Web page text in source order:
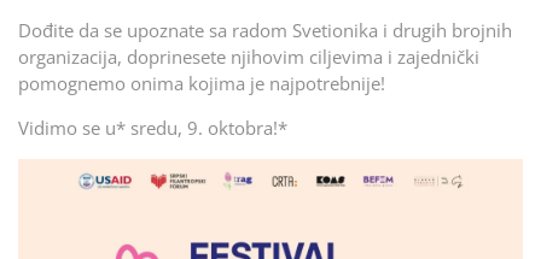
Dođite da se upoznate sa radom Svetionika i drugih brojnih
organizacija, doprinesete njihovim ciljevima i zajednički
pomognemo onima kojima je najpotrebnije!
Vidimo se u* sredu, 9. oktobra!*